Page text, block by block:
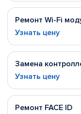
Ремонт Wi-Fi
Узнать цену
Замена
Узнать цену
Ремонт FACE ID